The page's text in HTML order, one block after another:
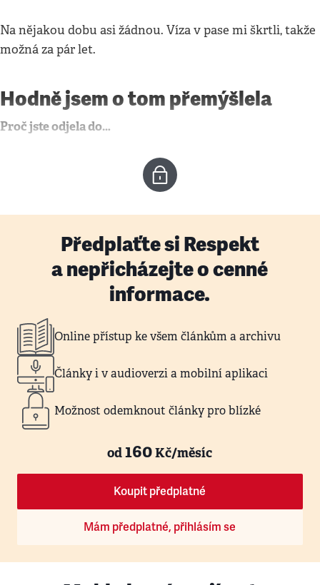
Na nějakou dobu asi žádnou. Víza v pase mi škrtli, takže
možná za pár let.
Hodně jsem o tom přemýšlela
Proč jste odjela do…
Předplaťte si Respekt
a nepřicházejte o cenné
informace.
Online přístup ke všem článkům a archivu
Články i v audioverzi a mobilní aplikaci
Možnost odemknout články pro blízké
od160Kč/měsíc
Koupit předplatné
Mám předplatné, přihlásím se